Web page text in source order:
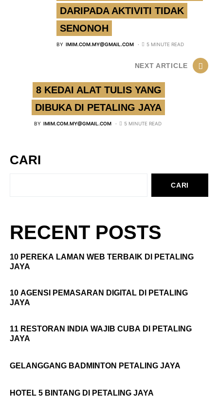
DARIPADA AKTIVITI TIDAK
SENONOH
BY IMIM.COM.MY@GMAIL.COM 5 MINUTE READ
NEXT ARTICLE
8 KEDAI ALAT TULIS YANG
DIBUKA DI PETALING JAYA
BY IMIM.COM.MY@GMAIL.COM 5 MINUTE READ
CARI
CARI
RECENT POSTS
10 PEREKA LAMAN WEB TERBAIK DI PETALING
JAYA
10 AGENSI PEMASARAN DIGITAL DI PETALING
JAYA
11 RESTORAN INDIA WAJIB CUBA DI PETALING
JAYA
GELANGGANG BADMINTON PETALING JAYA
HOTEL 5 BINTANG DI PETALING JAYA